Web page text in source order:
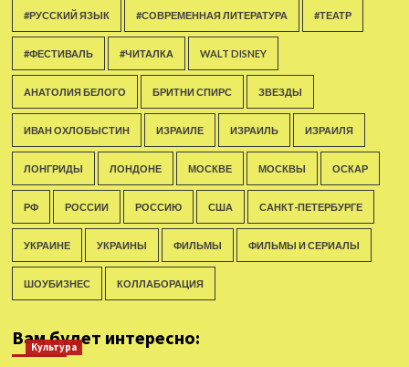
#РУССКИЙ ЯЗЫК #СОВРЕМЕННАЯ ЛИТЕРАТУРА #ТЕАТР
#ФЕСТИВАЛЬ #ЧИТАЛКА WALT DISNEY
АНАТОЛИЯ БЕЛОГО БРИТНИ СПИРС ЗВЕЗДЫ
ИВАН ОХЛОБЫСТИН ИЗРАИЛЕ ИЗРАИЛЬ ИЗРАИЛЯ
ЛОНГРИДЫ ЛОНДОНЕ МОСКВЕ МОСКВЫ ОСКАР
РФ РОССИИ РОССИЮ США САНКТ-ПЕТЕРБУРГЕ
УКРАИНЕ УКРАИНЫ ФИЛЬМЫ ФИЛЬМЫ И СЕРИАЛЫ
ШОУБИЗНЕС КОЛЛАБОРАЦИЯ
Вам будет интересно:
Культура